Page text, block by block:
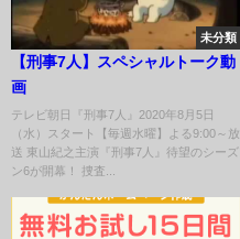
未分類
【刑事7人】スペシャルトーク動
画
テレビ朝日『刑事7人』2020年8月5日
（水）スタート【毎週水曜】よる9:00～放
送 東山紀之主演『刑事7人』待望のシーズ
ン6が開幕！ 捜査...